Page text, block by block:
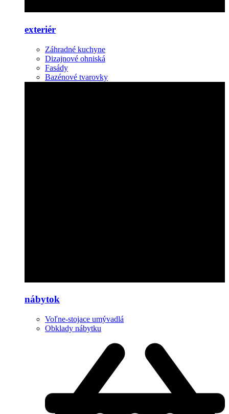
exteriér
Záhradné kuchyne
Dizajnové ohniská
Fasády
Bazénové tvarovky
nábytok
Voľne-stojace umývadlá
Obklady nábytku